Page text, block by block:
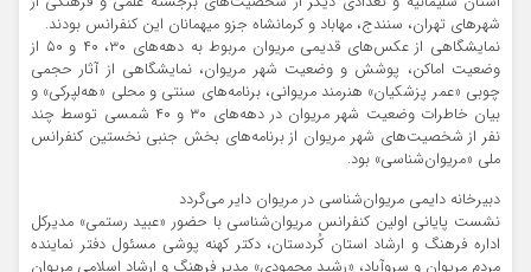
شهرهای تهران، سنندج، مهاباد و کرمانشاه جزو میهمانان این کنفرانس بودند.
نمایشگاهی از عکس‌های قدیمی مریوان مربوط به دهه‌های ۳۰، ۴۰ و ۵۰ از
وضعیت اماکن، پوشش و وضعیت شهر مریوان، نمایشگاهی از آثار حجمی
چوبی «عمر پزشکیان» هنرمند مریوانی، برنامه‌های سنتی و محلی «هه‌لپرکی» و
بیان خاطرات وضعیت شهر مریوان در دهه‌های ۳۰ و ۴۰ شمسی توسط چند
نفر از شخصیت‌های شهر مریوان از برنامه‌های بخش جنبی نخستین کنفرانس
ملی «مریوان‌شناسی» بود.
دبیرخانه دایمی مریوان‌شناسی در مریوان دایر می‌گردد
نشست پایانی اولین کنفرانس مریوان‌شناسی با حضور «عبید رستمی» مدیرکل
اداره فرهنگ و ارشاد استان کُردستان، دکتر کهنه پوشی مسئول دفتر نماینده
مردم مریوان و سروآباد، «رشید محمودی» مدیر فرهنگ و ارشاد اسلامی مریوان